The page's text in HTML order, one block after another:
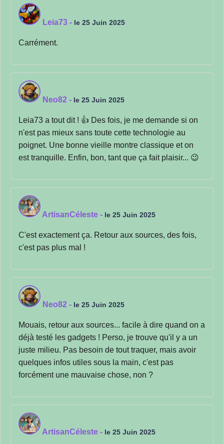
Leia73 - le 25 Juin 2025
Carrément.
Neo82 - le 25 Juin 2025
Leia73 a tout dit ! 👍 Des fois, je me demande si on
n'est pas mieux sans toute cette technologie au
poignet. Une bonne vieille montre classique et on
est tranquille. Enfin, bon, tant que ça fait plaisir... 😉
ArtisanCéleste - le 25 Juin 2025
C'est exactement ça. Retour aux sources, des fois,
c'est pas plus mal !
Neo82 - le 25 Juin 2025
Mouais, retour aux sources... facile à dire quand on a
déjà testé les gadgets ! Perso, je trouve qu'il y a un
juste milieu. Pas besoin de tout traquer, mais avoir
quelques infos utiles sous la main, c'est pas
forcément une mauvaise chose, non ?
ArtisanCéleste - le 25 Juin 2025